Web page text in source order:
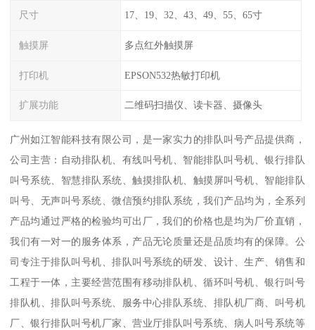
尺寸 17、19、32、43、49、55、65寸
触摸屏 多点红外触摸屏
打印机 EPSON532热敏打印机
扩展功能 二维码扫描仪、读卡器、摄像头
广州如江智能科技有限公司，是一家实力的排队叫号产品提供商，
公司主营：自动排队机、有线叫号机、智能排队叫号机、银行排队
叫号系统、智慧排队系统、触摸排队机、触摸屏叫号机、智能排队
叫号、无声叫号系统、微信预约排队系统，我们产品均为，全系列
产品均通过严格的检验均可出厂，我们的价格也是均为厂价直销，
我们有一对一的服务体系，产品无论质量还是品质均有的保障。公
司专注于排队叫号机、排队叫号系统的研发、设计、生产、销售和
工程于一体，主要经营范围有移动排队机、循环叫号机、银行叫号
排队机、排队叫号系统、服务中心排队系统、排队机厂商、叫号机
厂、银行排队叫号机厂家、营业厅排队叫号系统、病人叫号系统等